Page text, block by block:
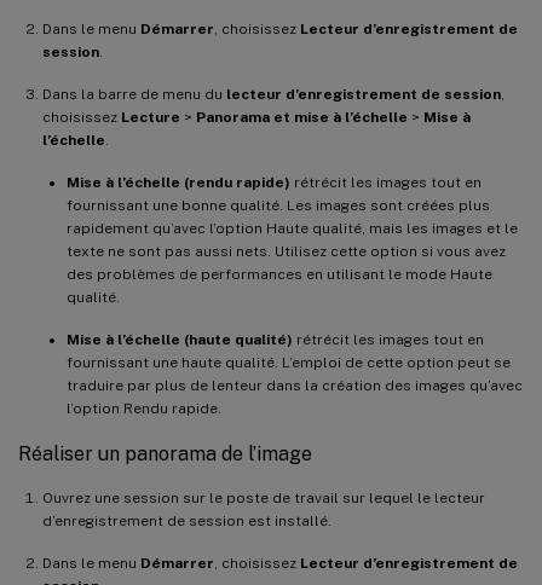
Dans le menu Démarrer , choisissez Lecteur d’enregistrement de
session
Dans la barre de menu du lecteur d’enregistrement de session
choisissez Lecture > Panorama et mise à l’échelle > Mise à
l’échelle
Mise à l’échelle (rendu rapide) rétrécit les images tout en
fournissant une bonne qualité. Les images sont créées plus
rapidement qu’avec l’option Haute qualité, mais les images et le
texte ne sont pas aussi nets. Utilisez cette option si vous avez
des problèmes de performances en utilisant le mode Haute
qualité.
Mise à l’échelle (haute qualité) rétrécit les images tout en
fournissant une haute qualité. L’emploi de cette option peut se
traduire par plus de lenteur dans la création des images qu’avec
l’option Rendu rapide.
Réaliser un panorama de l’image
Ouvrez une session sur le poste de travail sur lequel le lecteur
d’enregistrement de session est installé.
Dans le menu Démarrer , choisissez Lecteur d’enregistrement de